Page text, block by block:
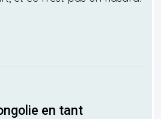
en tant